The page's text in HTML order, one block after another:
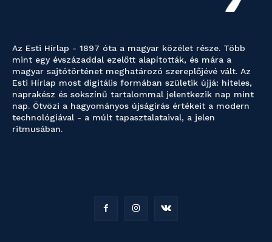
Az Esti Hírlap - 1897 óta a magyar közélet része. Több
mint egy évszázaddal ezelőtt alapították, és mára a
magyar sajtótörténet meghatározó szereplőjévé vált. Az
Esti Hírlap most digitális formában születik újjá: hiteles,
naprakész és sokszínű tartalommal jelentkezik nap mint
nap. Ötvözi a hagyományos újságírás értékeit a modern
technológiával - a múlt tapasztalataival, a jelen
ritmusában.